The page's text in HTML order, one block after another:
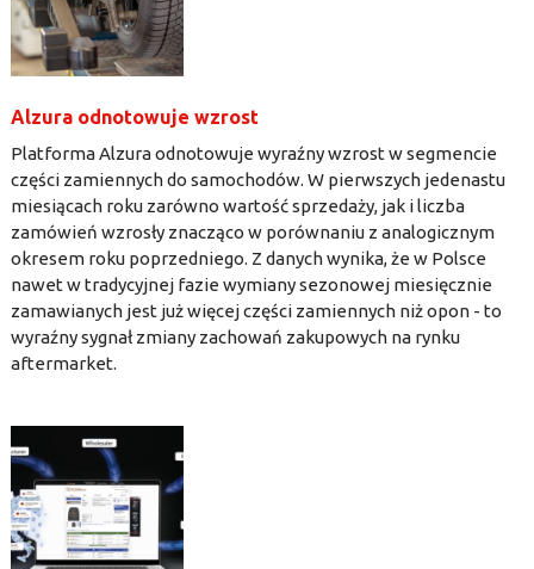
Alzura odnotowuje wzrost
Platforma Alzura odnotowuje wyraźny wzrost w segmencie
części zamiennych do samochodów. W pierwszych jedenastu
miesiącach roku zarówno wartość sprzedaży, jak i liczba
zamówień wzrosły znacząco w porównaniu z analogicznym
okresem roku poprzedniego. Z danych wynika, że w Polsce
nawet w tradycyjnej fazie wymiany sezonowej miesięcznie
zamawianych jest już więcej części zamiennych niż opon - to
wyraźny sygnał zmiany zachowań zakupowych na rynku
aftermarket.